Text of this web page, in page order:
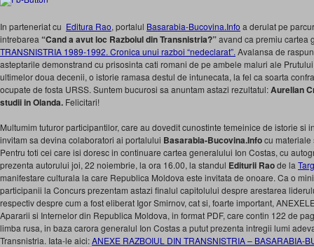
In parteneriat cu Editura Rao, portalul Basarabia-Bucovina.Info a derulat pe
intrebarea “Cand a avut loc Razboiul din Transnistria?”avand ca premiu cartea
TRANSNISTRIA 1989-1992. Cronica unui razboi “nedeclarat”. Avalansa de
asteptarile demonstrand cu prisosinta cati romani de pe ambele maluri ale
ultimelor doua decenii, o istorie ramasa destul de intunecata, la fel ca soarta
ocupate de fosta URSS. Suntem bucurosi sa anuntam astazi rezultatul:Aurelian
studii in Olanda. Felicitari!
Multumim tuturor participantilor, care au dovedit cunostinte temeinice de istorie si
invitam sa devina colaboratori ai portalului Basarabia-Bucovina.Infocu materiale
Pentru toti cei care isi doresc in continuare cartea generalului Ion Costas, cu
prezenta autorului joi, 22 noiembrie, la ora 16.00, la standul Editurii Raode la
manifestare culturala la care Republica Moldova este invitata de onoare. Ca o
participanii la Concurs prezentam astazi finalul capitolului despre arestarea
respectiv despre cum a fost eliberat Igor Smirnov, cat si, foarte important,
Apararii si Internelor din Republica Moldova, in format PDF, care contin 122 de
limba rusa, in baza carora generalul Ion Costas a putut prezenta intregii lumi
Transnistria. Iata-le aici:ANEXE RAZBOIUL DIN TRANSNISTRIA – BASARABIA-